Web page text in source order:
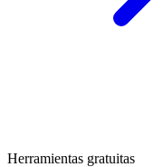
Herramientas gratuitas